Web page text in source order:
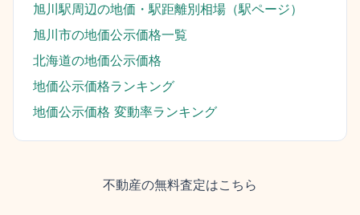
旭川駅周辺の地価・駅距離別相場（駅ページ）
旭川市の地価公示価格一覧
北海道の地価公示価格
地価公示価格ランキング
地価公示価格 変動率ランキング
不動産の無料査定はこちら